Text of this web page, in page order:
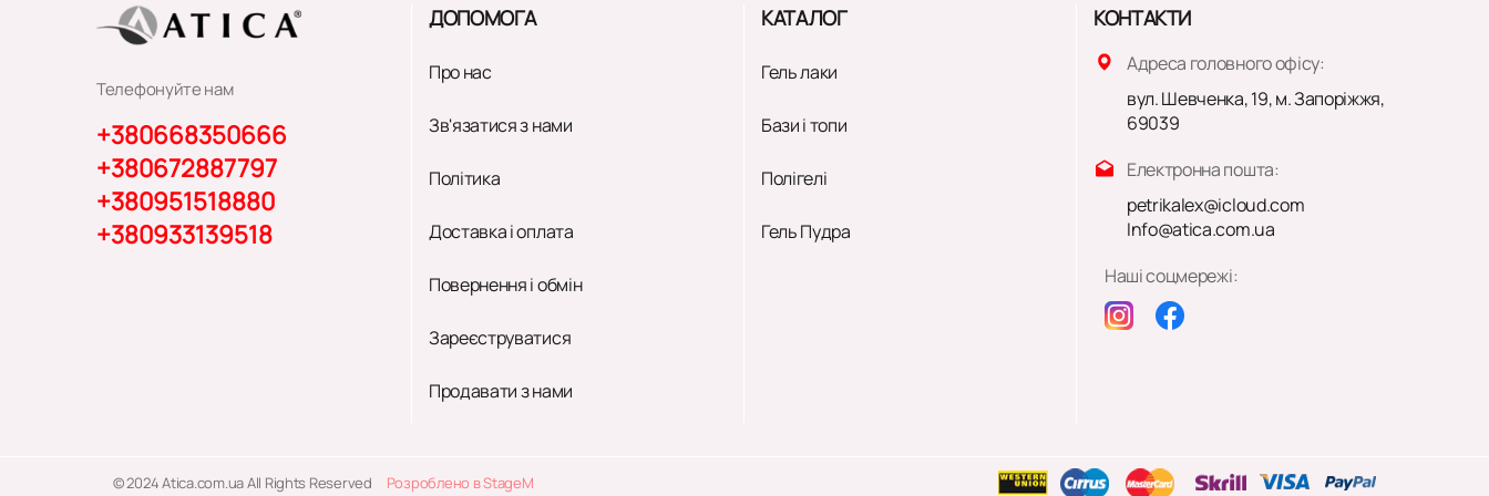
Телефонуйте нам
+380668350666
+380672887797
+380951518880
+380933139518
ДОПОМОГА
Про нас
Зв'язатися з нами
Політика
Доставка і оплата
Повернення і обмін
Зареєструватися
Продавати з нами
КАТАЛОГ
Гель лаки
Бази і топи
Полігелі
Гель Пудра
КОНТАКТИ
Адреса головного офісу:
вул. Шевченка, 19, м. Запоріжжя,
69039
Електронна пошта:
petrikalex@icloud.com
Info@atica.com.ua
Наші соцмережі:
© 2024 Atica.com.ua All Rights Reserved Розроблено в StageM